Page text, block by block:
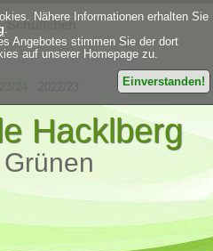
Schulleben
Hacklberg
Nähere Informationen erhalten Sie
.
Angebotes stimmen Sie der dort
auf unserer Homepage zu.
Einverstanden!